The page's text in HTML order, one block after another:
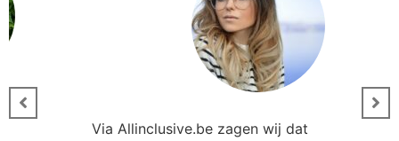
Via Allinclusive.be zagen wij dat